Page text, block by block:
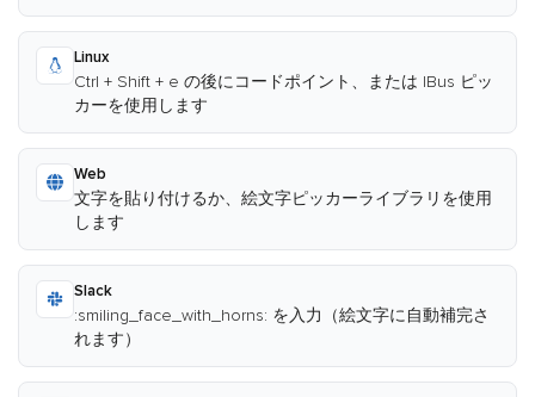
Linux
Ctrl + Shift + e の後にコードポイント、または IBus ピッ
カーを使用します
Web
文字を貼り付けるか、絵文字ピッカーライブラリを使用
します
Slack
:smiling_face_with_horns: を入力（絵文字に自動補完さ
れます）